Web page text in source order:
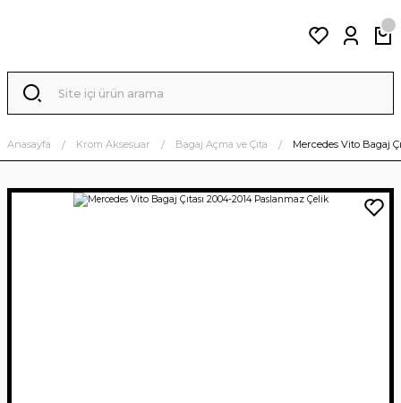
Anasayfa Krom Aksesuar Bagaj Açma ve Çıta Mercedes Vito Bagaj